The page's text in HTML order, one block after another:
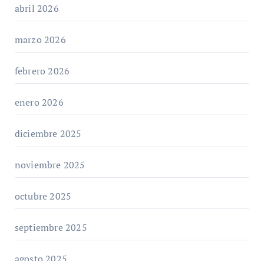
abril 2026
marzo 2026
febrero 2026
enero 2026
diciembre 2025
noviembre 2025
octubre 2025
septiembre 2025
agosto 2025